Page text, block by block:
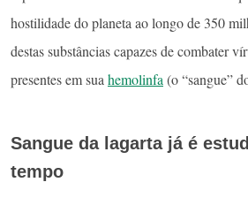
hostilidade do planeta ao longo de 350
destas substâncias capazes de combater
presentes em suahemolinfa(o “sangue”
Sangue da lagarta já é
tempo